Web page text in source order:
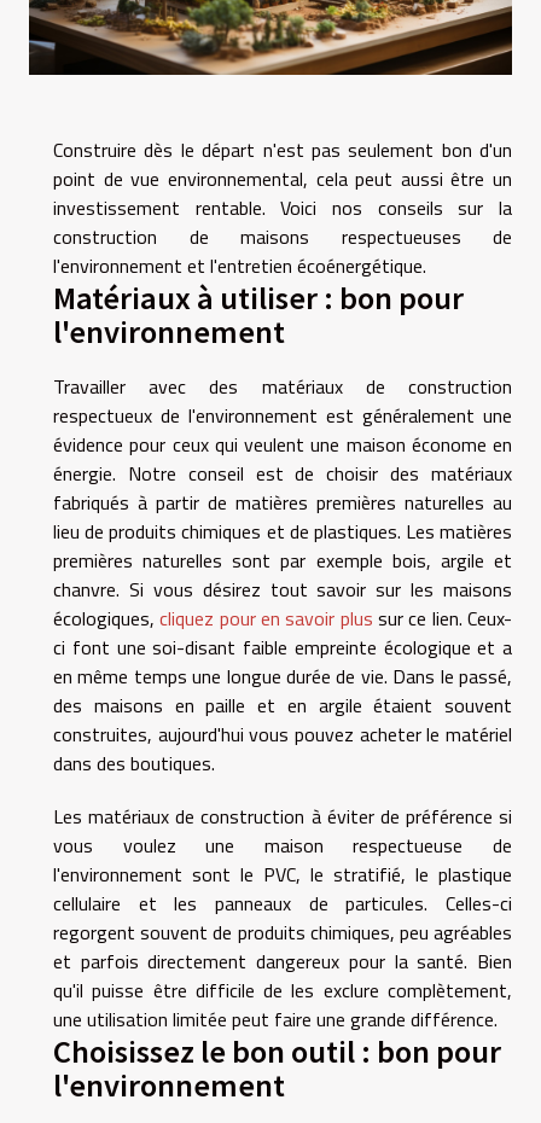
Construire dès le départ n'est pas seulement bon d'un
point de vue environnemental, cela peut aussi être un
investissement rentable. Voici nos conseils sur la
construction de maisons respectueuses de
l'environnement et l'entretien écoénergétique.
Matériaux à utiliser : bon pour
l'environnement
Travailler avec des matériaux de construction
respectueux de l'environnement est généralement une
évidence pour ceux qui veulent une maison économe en
énergie. Notre conseil est de choisir des matériaux
fabriqués à partir de matières premières naturelles au
lieu de produits chimiques et de plastiques. Les matières
premières naturelles sont par exemple bois, argile et
chanvre. Si vous désirez tout savoir sur les maisons
écologiques,cliquez pour en savoir plus sur ce lien. Ceux-
ci font une soi-disant faible empreinte écologique et a
en même temps une longue durée de vie. Dans le passé,
des maisons en paille et en argile étaient souvent
construites, aujourd'hui vous pouvez acheter le matériel
dans des boutiques.
Les matériaux de construction à éviter de préférence si
vous voulez une maison respectueuse de
l'environnement sont le PVC, le stratifié, le plastique
cellulaire et les panneaux de particules. Celles-ci
regorgent souvent de produits chimiques, peu agréables
et parfois directement dangereux pour la santé. Bien
qu'il puisse être difficile de les exclure complètement,
une utilisation limitée peut faire une grande différence.
Choisissez le bon outil : bon pour
l'environnement